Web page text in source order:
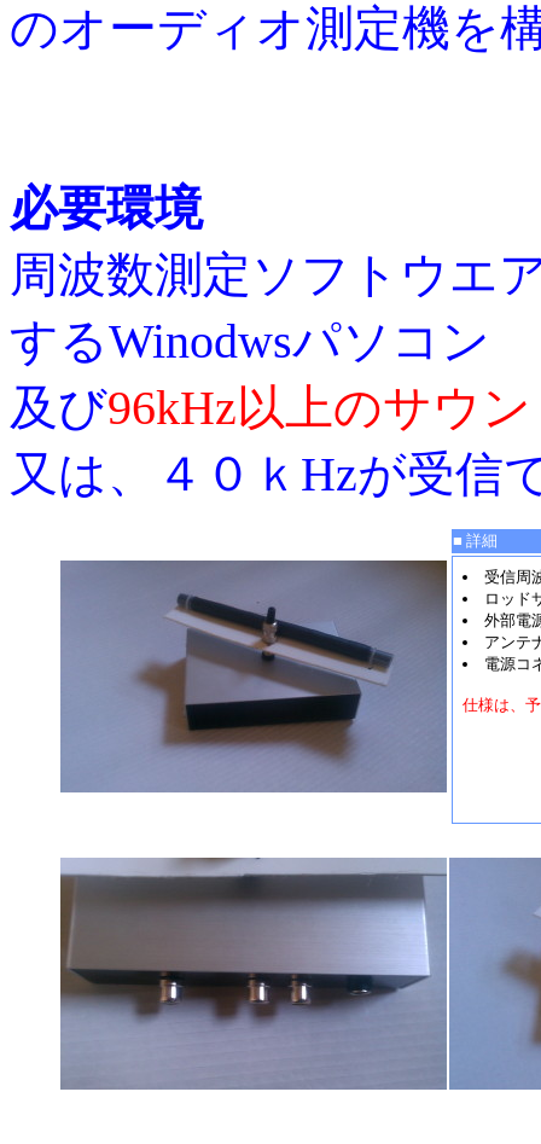
のオーディオ測定機を
必要環境
周波数測定ソフトウエ
するWinodwsパソコン
及び96kHz以上のサウ
又は、４０ｋHzが受
■ 詳細
受信
ロッ
外部
アンテ
電源コ
仕様は、